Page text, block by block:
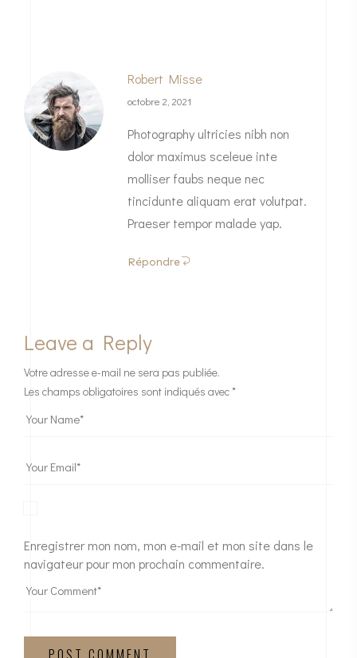
Robert Misse
octobre 2, 2021
Photography ultricies nibh non
dolor maximus sceleue inte
molliser faubs neque nec
tincidunte aliquam erat volutpat.
Praeser tempor malade yap.
Répondre
Leave a Reply
Votre adresse e-mail ne sera pas publiée.
Les champs obligatoires sont indiqués avec*
Enregistrer mon nom, mon e-mail et mon site dans le
navigateur pour mon prochain commentaire.